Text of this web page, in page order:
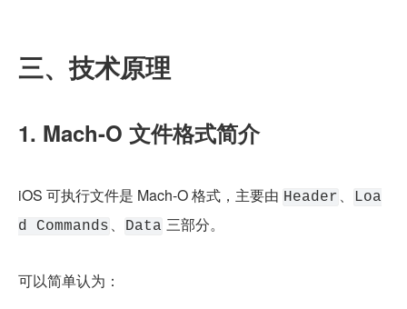
三、技术原理
1. Mach-O 文件格式简介
iOS 可执行文件是 Mach-O 格式，主要由 Header 、
Loa
d Commands 、 Data 三部分。
可以简单认为：